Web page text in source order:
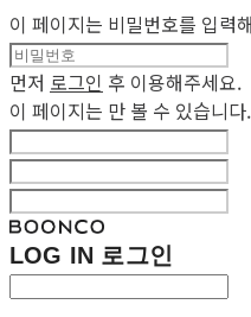
이 페이지는 비밀번호를 입력
먼저 로그인 후 이용해주세요.
이 페이지는 만 볼 수 있습니다.
LOG IN 로그인